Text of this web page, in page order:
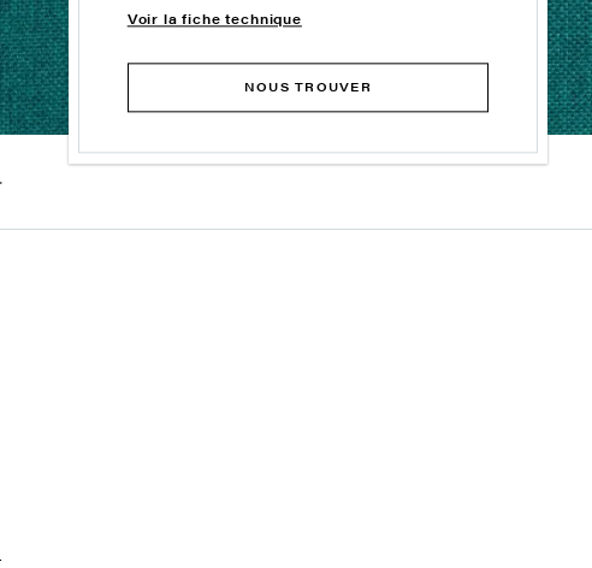
Voir la fiche technique
NOUS TROUVER